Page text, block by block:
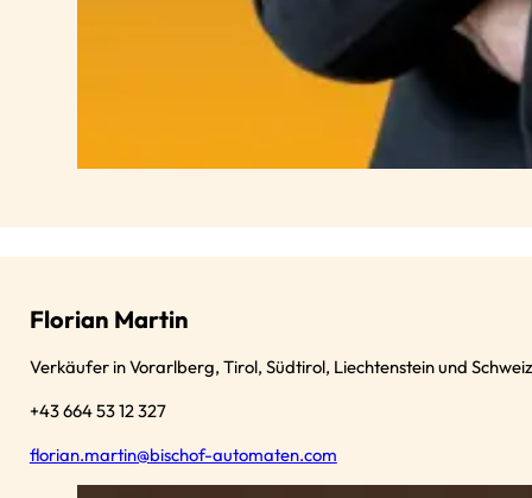
Florian Martin
Verkäufer in Vorarlberg, Tirol, Südtirol, Liechtenstein und Schweiz
+43 664 53 12 327
florian.martin@bischof-automaten.com